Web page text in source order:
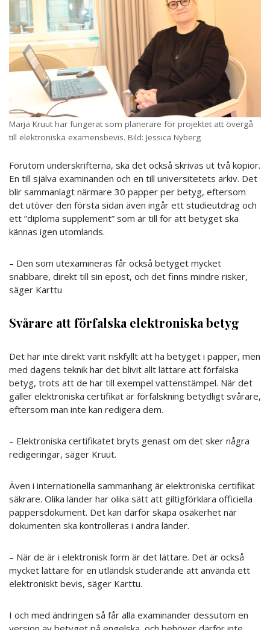
Marja Kruut har fungerat som planerare för projektet att övergå
till elektroniska examensbevis. Bild: Jessica Nyberg
Förutom underskrifterna, ska det också skrivas ut två kopior.
En till själva examinanden och en till universitetets arkiv. Det
blir sammanlagt närmare 30 papper per betyg, eftersom
det utöver den första sidan även ingår ett studieutdrag och
ett ”diploma supplement” som är till för att betyget ska
kännas igen utomlands.
– Den som utexamineras får också betyget mycket
snabbare, direkt till sin epost, och det finns mindre risker,
säger Karttu
Svårare att förfalska elektroniska betyg
Det har inte direkt varit riskfyllt att ha betyget i papper, men
med dagens teknik har det blivit allt lättare att förfalska
betyg, trots att de har till exempel vattenstämpel. När det
gäller elektroniska certifikat är förfalskning betydligt svårare,
eftersom man inte kan redigera dem.
– Elektroniska certifikatet bryts genast om det sker några
redigeringar, säger Kruut.
Även i internationella sammanhang är elektroniska certifikat
säkrare. Olika länder har olika sätt att giltigförklara officiella
pappersdokument. Det kan därför skapa osäkerhet när
dokumenten ska kontrolleras i andra länder.
– När de är i elektronisk form är det lättare. Det är också
mycket lättare för en utländsk studerande att använda ett
elektroniskt bevis, säger Karttu.
I och med ändringen så får alla examinander dessutom en